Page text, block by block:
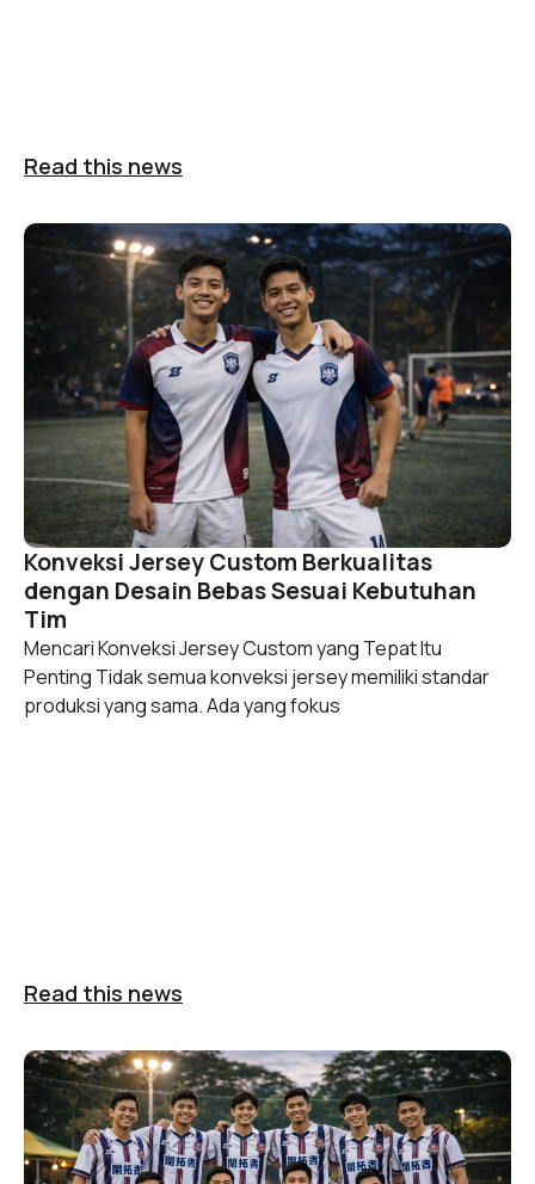
Read this news
Konveksi Jersey Custom Berkualitas
dengan Desain Bebas Sesuai Kebutuhan
Tim
Mencari Konveksi Jersey Custom yang Tepat Itu
Penting Tidak semua konveksi jersey memiliki standar
produksi yang sama. Ada yang fokus
Read this news